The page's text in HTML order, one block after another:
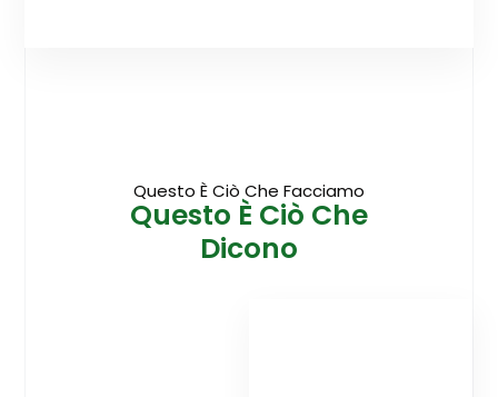
Questo È Ciò Che Facciamo
Questo È Ciò Che
Dicono